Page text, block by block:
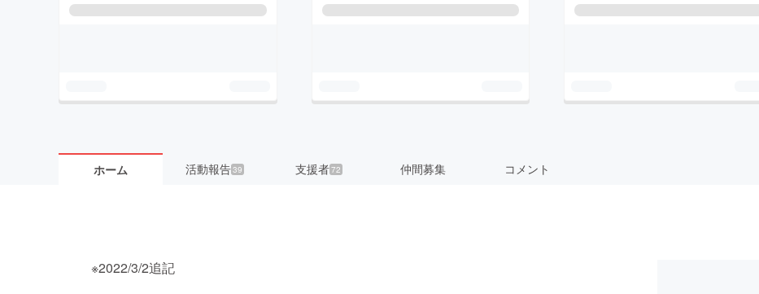
ホーム 活動報告39 支援者72 仲間募集 コメント
※2022/3/2追記